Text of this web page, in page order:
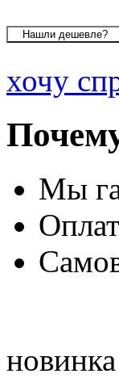
хочу
Мы
новинка